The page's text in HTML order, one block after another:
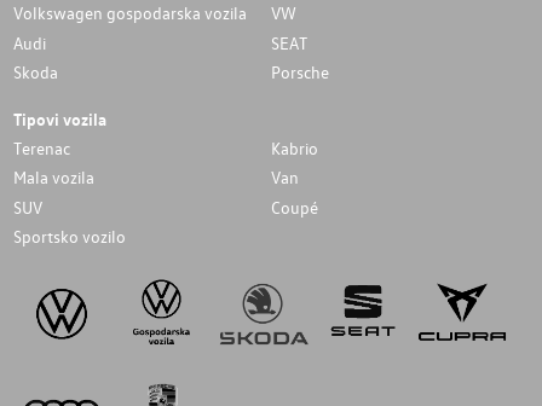
Volkswagen gospodarska vozila
VW
Audi
SEAT
Skoda
Porsche
Tipovi vozila
Terenac
Kabrio
Mala vozila
Van
SUV
Coupé
Sportsko vozilo